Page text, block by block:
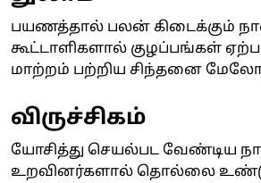
பயணத்தால் பலன் கிடைக்கும்
கூட்டாளிகளால் குழப்பங்கள்
மாற்றம் பற்றிய சிந்தனை
விருச்சிகம்
யோசித்து செயல்பட வேண்டிய
உறவினர்களால் தொல்லை